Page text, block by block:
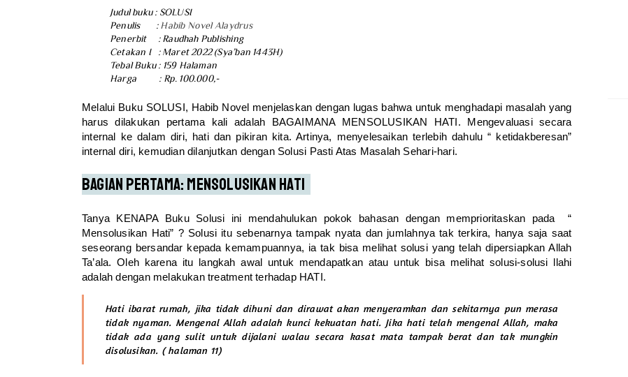
Judul buku : SOLUSI
Penulis :Habib Novel Alaydrus
Penerbit : Raudhah Publishing
Cetakan I : Maret 2022 (Sya’ban 1443H)
Tebal Buku : 159 Halaman
Harga : Rp. 100.000,-
Melalui Buku SOLUSI, Habib Novel menjelaskan dengan lugas bahwa untuk menghadapi masalah yang
harus dilakukan pertama kali adalah BAGAIMANA MENSOLUSIKAN HATI. Mengevaluasi secara
internal ke dalam diri, hati dan pikiran kita. Artinya, menyelesaikan terlebih dahulu “ ketidakberesan”
internal diri, kemudian dilanjutkan dengan Solusi Pasti Atas Masalah Sehari-hari.
Bagian Pertama: Mensolusikan Hati
Tanya KENAPA Buku Solusi ini mendahulukan pokok bahasan dengan memprioritaskan pada “
Mensolusikan Hati” ? Solusi itu sebenarnya tampak nyata dan jumlahnya tak terkira, hanya saja saat
seseorang bersandar kepada kemampuannya, ia tak bisa melihat solusi yang telah dipersiapkan Allah
Ta’ala. Oleh karena itu langkah awal untuk mendapatkan atau untuk bisa melihat solusi-solusi llahi
adalah dengan melakukan treatment terhadap HATI.
Hati ibarat rumah, jika tidak dihuni dan dirawat akan menyeramkan dan sekitarnya pun merasa
tidak nyaman. Mengenal Allah adalah kunci kekuatan hati. Jika hati telah mengenal Allah, maka
tidak ada yang sulit untuk dijalani walau secara kasat mata tampak berat dan tak mungkin
disolusikan. ( halaman 11)